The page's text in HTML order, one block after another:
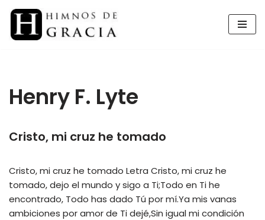
Saltar
Henry F. Lyte
Cristo, mi cruz he tomado
Cristo, mi cruz he tomado Letra Cristo, mi cruz he
tomado, dejo el mundo y sigo a Ti;Todo en Ti he
encontrado, Todo has dado Tú por mí.Ya mis vanas
ambiciones por amor de Ti dejé,Sin igual mi condición